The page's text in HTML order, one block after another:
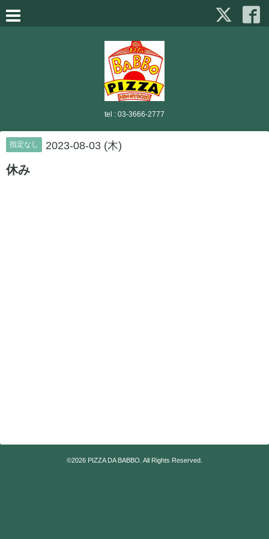
tel : 03-3666-2777
指定なし 2023-08-03 (木)
休み
©2026 PIZZA DA BABBO . All Rights Reserved.